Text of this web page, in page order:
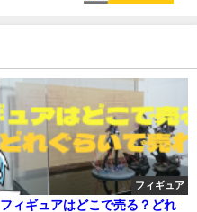
フィギュア
フィギュアはどこで売る？どれ